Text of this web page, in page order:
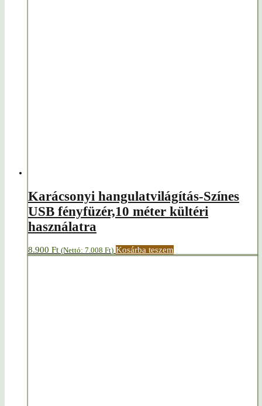
Karácsonyi hangulatvilágítás-Színes
USB fényfüzér,10 méter kültéri
használatra
8.900 Ft (Nettó: 7.008 Ft) Kosárba teszem